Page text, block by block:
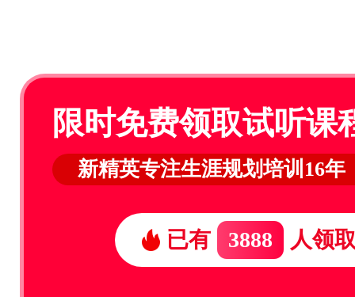
限时免费领取试听课
新精英专注生涯规划培训16年
已有 3888 人领